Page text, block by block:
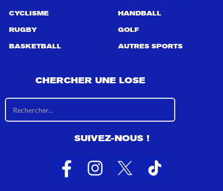
CYCLISME
RUGBY
BASKETBALL
HANDBALL
GOLF
AUTRES SPORTS
CHERCHER UNE LOSE
s
l
t
s
SUIVEZ-NOUS !